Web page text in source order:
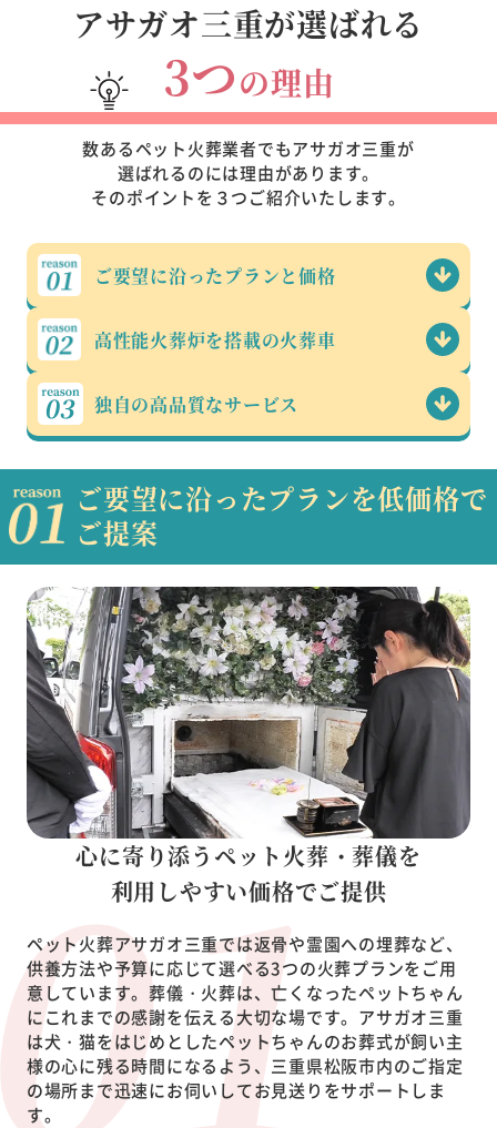
アサガオ三重が選ばれる
3つの理由
数あるペット火葬業者でもアサガオ三重が
選ばれるのには理由があります。
そのポイントを３つご紹介いたします。
ご要望に沿ったプランと価格
高性能火葬炉を搭載の火葬車
独自の高品質なサービス
ご要望に沿ったプランを低価格で
ご提案
心に寄り添うペット火葬・葬儀を
利用しやすい価格でご提供
ペット火葬アサガオ三重では返骨や霊園への埋葬など、
供養方法や予算に応じて選べる3つの火葬プランをご用
意しています。葬儀・火葬は、亡くなったペットちゃん
にこれまでの感謝を伝える大切な場です。アサガオ三重
は犬・猫をはじめとしたペットちゃんのお葬式が飼い主
様の心に残る時間になるよう、三重県松阪市内のご指定
の場所まで迅速にお伺いしてお見送りをサポートしま
す。